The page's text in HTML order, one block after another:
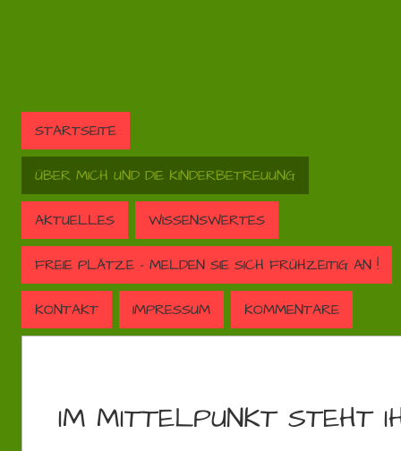
STARTSEITE
ÜBER MICH UND DIE KINDERBETREUUNG
AKTUELLES WISSENSWERTES
FREIE PLÄTZE - MELDEN SIE SICH FRÜHZEITIG AN !
KONTAKT IMPRESSUM KOMMENTARE
IM MITTELPUNKT STEHT